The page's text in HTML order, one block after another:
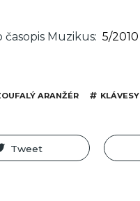
časopis Muzikus 5/2010
ARANŽÉR KLÁVESY
Tweet